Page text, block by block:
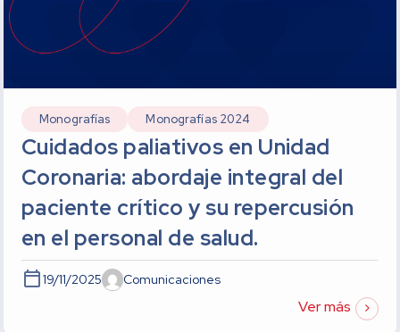
Monografías Monografías 2024
Cuidados paliativos en Unidad
Coronaria: abordaje integral del
paciente crítico y su repercusión
en el personal de salud.
19/11/2025 Comunicaciones
Ver más